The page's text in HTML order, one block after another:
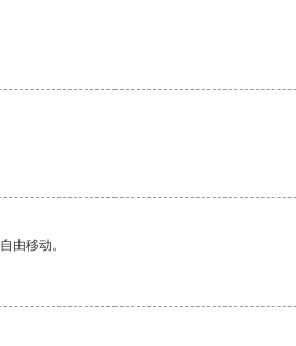
由移动。